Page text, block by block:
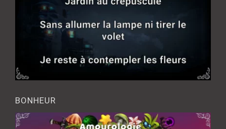
BONHEUR